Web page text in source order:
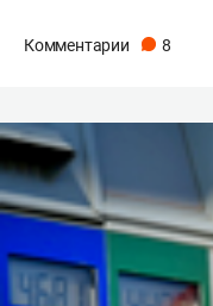
Комментарии 8